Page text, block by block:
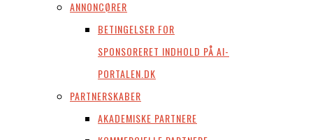
ANNONCØRER
BETINGELSER FOR
SPONSORERET INDHOLD PÅ AI-
PORTALEN.DK
PARTNERSKABER
AKADEMISKE PARTNERE